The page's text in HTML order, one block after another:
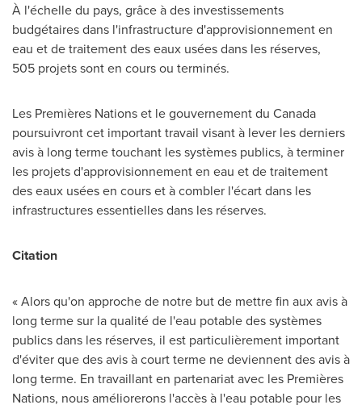
À l'échelle du pays, grâce à des investissements
budgétaires dans l'infrastructure d'approvisionnement en
eau et de traitement des eaux usées dans les réserves,
505 projets sont en cours ou terminés.
Les Premières Nations et le gouvernement du Canada
poursuivront cet important travail visant à lever les derniers
avis à long terme touchant les systèmes publics, à terminer
les projets d'approvisionnement en eau et de traitement
des eaux usées en cours et à combler l'écart dans les
infrastructures essentielles dans les réserves.
Citation
« Alors qu'on approche de notre but de mettre fin aux avis à
long terme sur la qualité de l'eau potable des systèmes
publics dans les réserves, il est particulièrement important
d'éviter que des avis à court terme ne deviennent des avis à
long terme. En travaillant en partenariat avec les Premières
Nations, nous améliorerons l'accès à l'eau potable pour les